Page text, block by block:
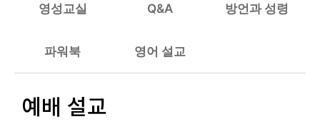
영성교실 Q&A 방언과 성령
파워북 영어 설교
예배 설교